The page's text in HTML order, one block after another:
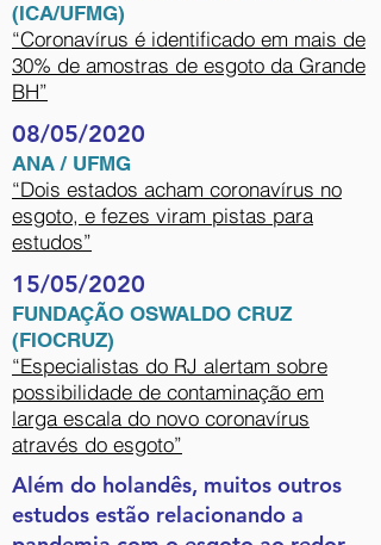
(ICA/UFMG)
“Coronavírus é identificado em mais de
30% de amostras de esgoto da Grande
BH”
08/05/2020
ANA / UFMG
“Dois estados acham coronavírus no
esgoto, e fezes viram pistas para
estudos”
15/05/2020
FUNDAÇÃO OSWALDO CRUZ
(FIOCRUZ)
“Especialistas do RJ alertam sobre
possibilidade de contaminação em
larga escala do novo coronavírus
através do esgoto”
Além do holandês, muitos outros
estudos estão relacionando a